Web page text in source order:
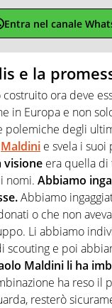
Entra nel canale
e la
costruito ora deve
in Europa e non
polemiche degli
Maldini e svela i
visione era quella di
nomi. Abbiamo
Abbiamo
o che non
Li abbiamo
scouting e poi
Maldini li ha
ha reso il
resterò